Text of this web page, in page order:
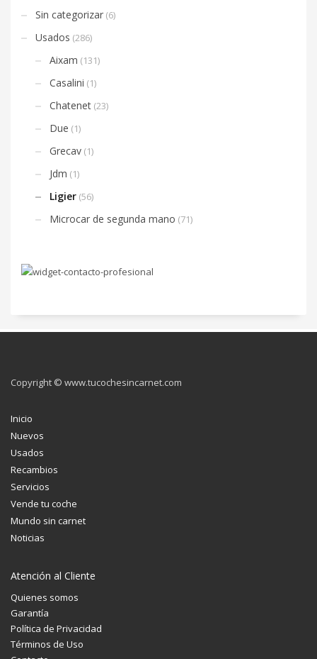
Sin categorizar (6)
Usados (286)
Aixam (131)
Casalini (1)
Chatenet (23)
Due (1)
Grecav (1)
Jdm (1)
Ligier (56)
Microcar de segunda mano (71)
Copyright © www.tucochesincarnet.com
Inicio
Nuevos
Usados
Recambios
Servicios
Vende tu coche
Mundo sin carnet
Noticias
Atención al Cliente
Quienes somos
Garantía
Política de Privacidad
Términos de Uso